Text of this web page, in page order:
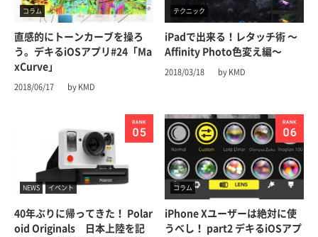
コラム
直感的にトーンカーブを操ろ
う。デキるiOSアプリ#24「Ma
xCurve」
2018/06/17 by KMD
テクニック
iPadで出来る！レタッチ術 〜
Affinity Photo色変え編〜
2018/03/18 by KMD
NEWS イベント
40年ぶりに帰ってきた！ Polar
oid Originals 日本上陸を記
コラム
iPhone Xユーザーは絶対に使
うべし！ part2 デキるiOSアプ